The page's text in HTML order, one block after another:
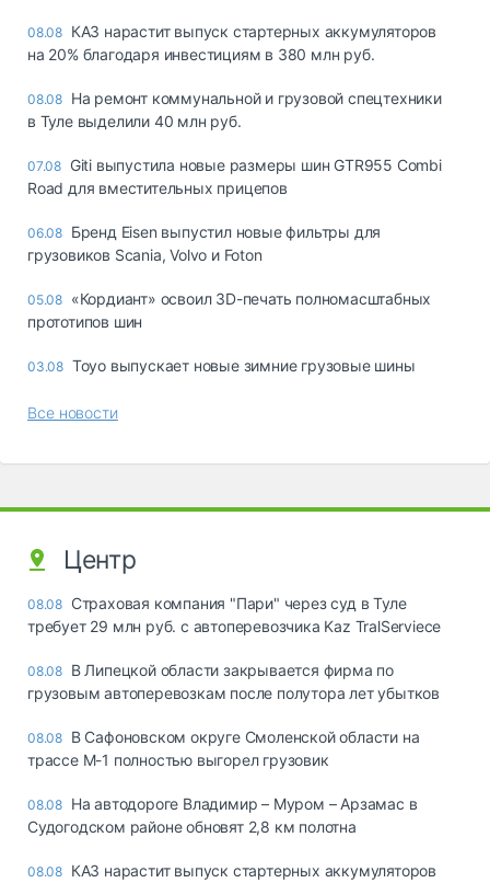
08.08 КАЗ нарастит выпуск стартерных аккумуляторов
на 20% благодаря инвестициям в 380 млн руб.
08.08 На ремонт коммунальной и грузовой спецтехники
в Туле выделили 40 млн руб.
07.08 Giti выпустила новые размеры шин GTR955 Combi
Road для вместительных прицепов
06.08 Бренд Eisen выпустил новые фильтры для
грузовиков Scania, Volvo и Foton
05.08 «Кордиант» освоил 3D-печать полномасштабных
прототипов шин
03.08 Toyo выпускает новые зимние грузовые шины
Все новости
Центр
08.08 Страховая компания "Пари" через суд в Туле
требует 29 млн руб. с автоперевозчика Kaz TralServiece
08.08 В Липецкой области закрывается фирма по
грузовым автоперевозкам после полутора лет убытков
08.08 В Сафоновском округе Смоленской области на
трассе М-1 полностью выгорел грузовик
08.08 На автодороге Владимир – Муром – Арзамас в
Судогодском районе обновят 2,8 км полотна
08.08 КАЗ нарастит выпуск стартерных аккумуляторов